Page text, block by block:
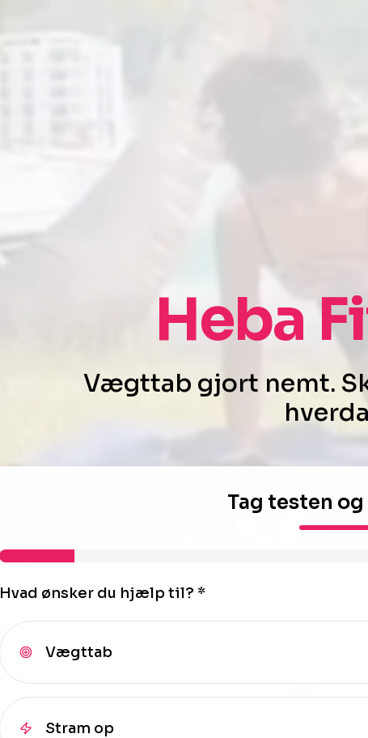
Heba
Vægttab gjort nemt.
Tag testen
Hvad ønsker du hjælp til? *
Vægttab
Stram op